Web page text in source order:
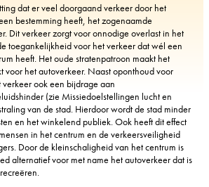
dat er veel doorgaand verkeer door het
bestemming heeft, het zogenaamde
Dit verkeer zorgt voor onnodige overlast in het
toegankelijkheid voor het verkeer dat wél een
heeft. Het oude stratenpatroon maakt het
voor het autoverkeer. Naast oponthoud voor
ook een bijdrage aan
(zie Missiedoelstellingen lucht en
van de stad. Hierdoor wordt de stad minder
en het winkelend publiek. Ook heeft dit effect
in het centrum en de verkeersveiligheid
Door de kleinschaligheid van het centrum is
alternatief voor met name het autoverkeer dat is